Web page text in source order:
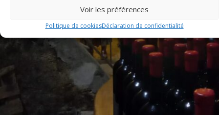
Voir les préférences
Politique de cookiesDéclaration de confidentialité